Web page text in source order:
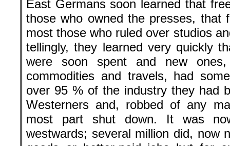
most part shut down. It was
westwards; several million did, now
goods or better-paid jobs but for
teachers, scientists, journalists,
were thrown out, replaced by
Germans who were certain they
and got “bush bonuses“ for making
East Germany. For workers, the
the West, while jobless figures
now finding a job are both above the